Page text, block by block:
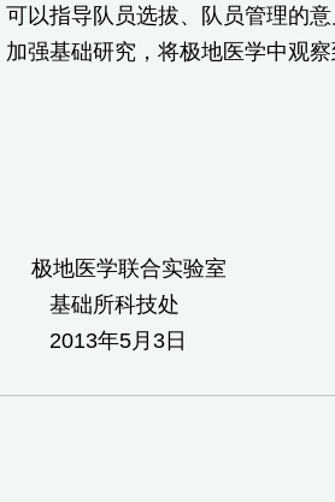
以指导队员选拔、队员管理的
强基础研究，将极地医学中观
实验室
处
3日